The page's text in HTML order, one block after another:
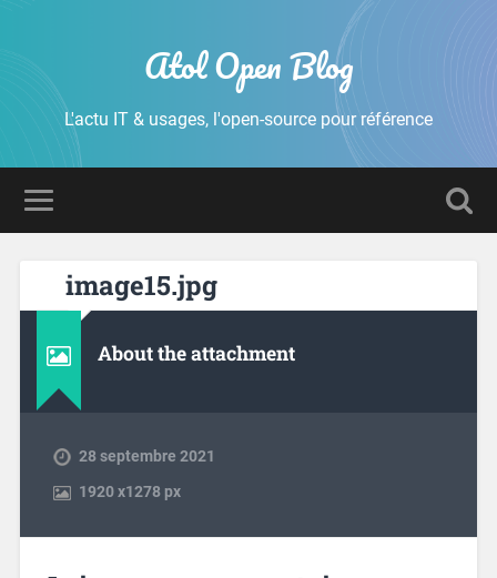
Atol Open Blog
L'actu IT & usages, l'open-source pour référence
image15.jpg
About the attachment
28 septembre 2021
1920x1278 px